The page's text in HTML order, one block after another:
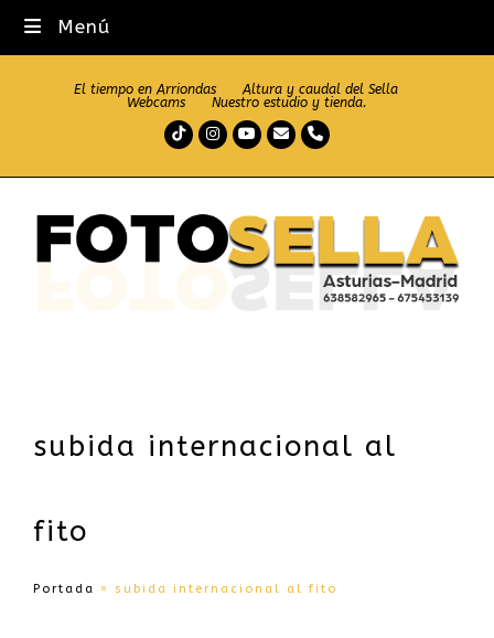
Menú
El tiempo en Arriondas
Altura y caudal del Sella
Webcams
Nuestro estudio y tienda.
TiktokInstagram
Youtube
CorreoTeléfono
subida internacional al
fito
Portada » subida internacional al fito